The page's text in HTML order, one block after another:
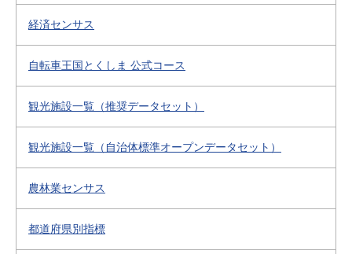
経済センサス
自転車王国とくしま 公式コース
観光施設一覧（推奨データセット）
観光施設一覧（自治体標準オープンデータセット）
農林業センサス
都道府県別指標